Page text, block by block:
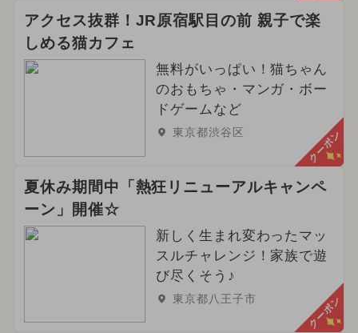
アクセス抜群！JR原宿駅目の前 親子で楽
しめる猫カフェ
無料がいっぱい！猫ちゃん
のおもちゃ・マンガ・ボー
ドゲームなど
東京都渋谷区 クーポン
夏休み期間中「熱狂リニューアルキャンペ
ーン」開催☆
新しく生まれ変わったマッ
スルチャレンジ！家族で遊
び尽くそう♪
東京都八王子市 クーポン